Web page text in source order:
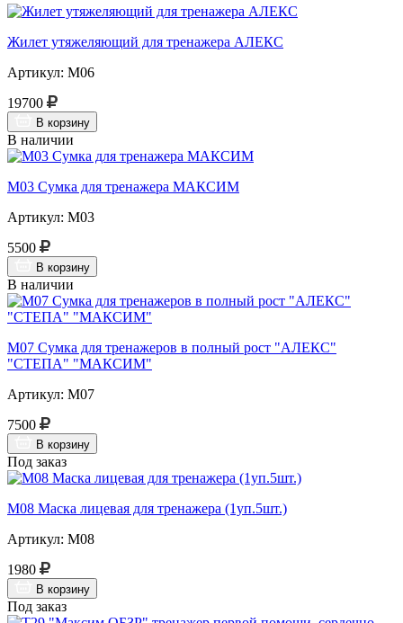
Жилет утяжеляющий для тренажера АЛЕКС
Артикул: М06
19700
В корзину
В наличии
М03 Сумка для тренажера МАКСИМ
Артикул: М03
5500
В корзину
В наличии
М07 Сумка для тренажеров в полный рост "АЛЕКС"
"СТЕПА" "МАКСИМ"
Артикул: М07
7500
В корзину
Под заказ
М08 Маска лицевая для тренажера (1уп.5шт.)
Артикул: М08
1980
В корзину
Под заказ